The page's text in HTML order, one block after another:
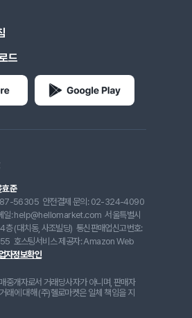
드
효준
87-56305 안전결제 문의: 02-324-4090
일: help@hellomarket.com 서울특별시
(대치동, 사조빌딩) 통신판매업신고번호:
호스팅서비스 제공자: Amazon Web
자정보확인
중개자로서 거래당사자가 아니며, 판매자
래에 대해 (주)헬로마켓은 일체 책임을 지